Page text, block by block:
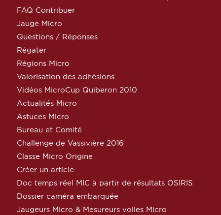
FAQ Contribuer
Jauge Micro
Questions / Réponses
Régater
Régions Micro
Valorisation des adhésions
Vidéos MicroCup Quiberon 2010
Actualités Micro
Astuces Micro
Bureau et Comité
Challenge de Vassivière 2016
Classe Micro Origine
Créer un article
Doc temps réel MIC à partir de résultats OSIRIS
Dossier caméra embarquée
Jaugeurs Micro & Mesureurs voiles Micro